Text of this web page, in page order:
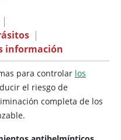
|
|
información
para controlar los
el riesgo de
completa de los